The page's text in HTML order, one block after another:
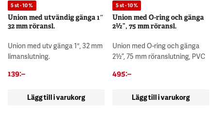
5 st - 10 %
Union med utvändig gänga 1″
32 mm röransl.
Union med utv gänga 1″, 32 mm
limanslutning.
139:–
Lägg till i varukorg
5 st - 10 %
Union med O-ring och gänga
2½”, 75 mm röransl.
Union med O-ring och gänga
2½”, 75 mm röranslutning, PVC
495:–
Lägg till i varukorg